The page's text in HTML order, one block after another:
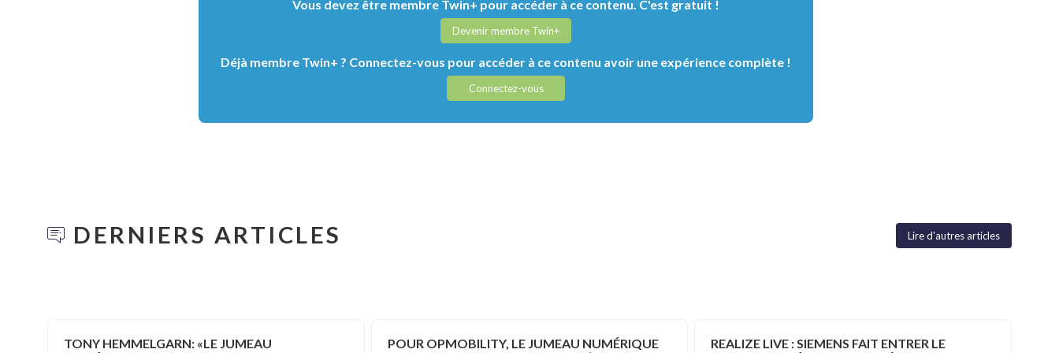
Vous devez être membre Twin+ pour accéder à ce contenu. C'est gratuit !
Devenir membre Twin+
Déjà membre Twin+ ? Connectez-vous pour accéder à ce contenu avoir une expérience complète !
Connectez-vous
DERNIERS ARTICLES Lire d'autres articles
TONY HEMMELGARN: «LE JUMEAU
POUR OPMOBILITY, LE JUMEAU NUMÉRIQUE
REALIZE LIVE : SIEMENS FAIT ENTRER LE